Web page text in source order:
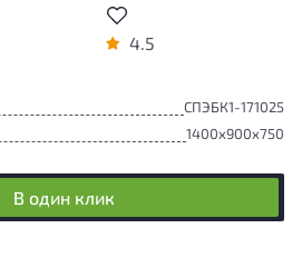
4.5
СПЭБК1-171025
1400x900x750
В один клик